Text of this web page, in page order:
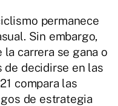
permanece
Sin embargo,
carrera se gana o
de decidirse en las
compara las
de estrategia